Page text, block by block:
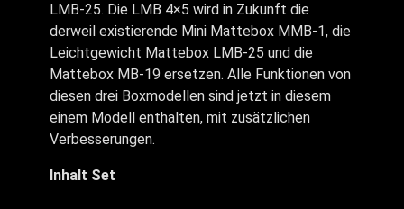
LMB-25. Die LMB 4×5 wird in Zukunft die
derweil existierende Mini Mattebox MMB-1, die
Leichtgewicht Mattebox LMB-25 und die
Mattebox MB-19 ersetzen. Alle Funktionen von
diesen drei Boxmodellen sind jetzt in diesem
einem Modell enthalten, mit zusätzlichen
Verbesserungen.
Inhalt Set